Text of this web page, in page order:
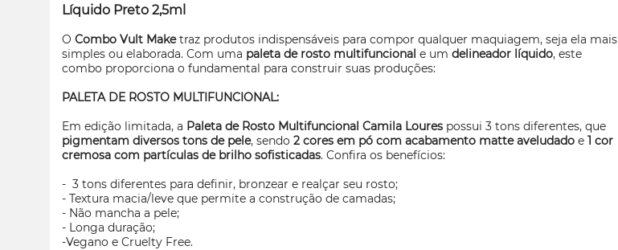
Líquido Preto 2,5ml
O Combo Vult Maketraz produtos indispensáveis para compor qualquer maquiagem, seja ela mais
simples ou elaborada. Com uma paleta de rosto multifuncional e um delineador líquido, este
combo proporciona o fundamental para construir suas produções:
PALETA DE ROSTO MULTIFUNCIONAL:
Em edição limitada, a Paleta de Rosto Multifuncional Camila Loures possui 3 tons diferentes, que
pigmentam diversos tons de pele, sendo 2 cores em pó com acabamento matte aveludado e 1 cor
cremosa com partículas de brilho sofisticadas. Confira os benefícios:
- 3 tons diferentes para definir, bronzear e realçar seu rosto;
- Textura macia/leve que permite a construção de camadas;
- Não mancha a pele;
- Longa duração;
-Vegano e Cruelty Free.